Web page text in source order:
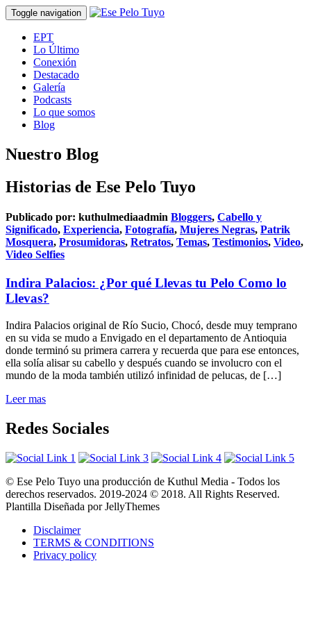
Toggle navigation
EPT
Lo Último
Conexión
Destacado
Galería
Podcasts
Lo que somos
Blog
Nuestro Blog
Historias de Ese Pelo Tuyo
Publicado por: kuthulmediaadmin Bloggers, Cabello y
Significado, Experiencia, Fotografía, Mujeres Negras, Patrik
Mosquera, Prosumidoras, Retratos, Temas, Testimonios, Video,
Video Selfies
Indira Palacios: ¿Por qué Llevas tu Pelo Como lo
Llevas?
Indira Palacios original de Río Sucio, Chocó, desde muy temprano
en su vida se mudo a Envigado en el departamento de Antioquia
donde terminó su primera carrera y recuerda que para ese entonces,
ella solía alisar su cabello y después cuando se involucro con el
mundo de la moda también utilizó infinidad de pelucas, de […]
Leer mas
Redes Sociales
© Ese Pelo Tuyo una producción de Kuthul Media - Todos los
derechos reservados. 2019-2024 © 2018. All Rights Reserved.
Plantilla Diseñada por JellyThemes
Disclaimer
TERMS & CONDITIONS
Privacy policy